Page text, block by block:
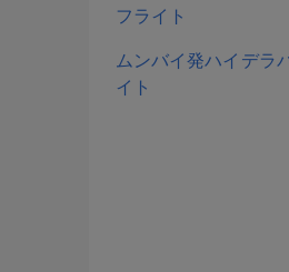
フライト
ムンバイ発ハイデラ
イト